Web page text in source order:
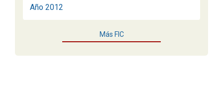
Año 2012
Más FIC